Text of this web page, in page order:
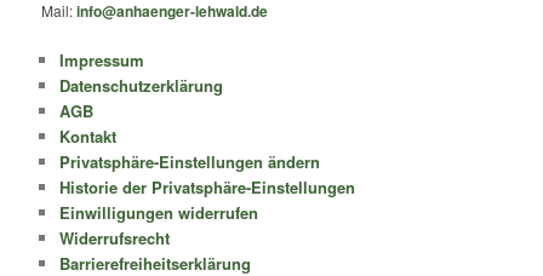
Mail:info@anhaenger-lehwald.de
Impressum
Datenschutzerklärung
AGB
Kontakt
Privatsphäre-Einstellungen ändern
Historie der Privatsphäre-Einstellungen
Einwilligungen widerrufen
Widerrufsrecht
Barrierefreiheitserklärung